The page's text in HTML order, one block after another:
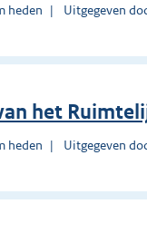
heden Uitgegeven
het
heden Uitgegeven